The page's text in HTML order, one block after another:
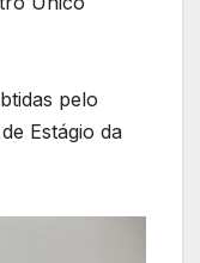
pelo
Estágio da